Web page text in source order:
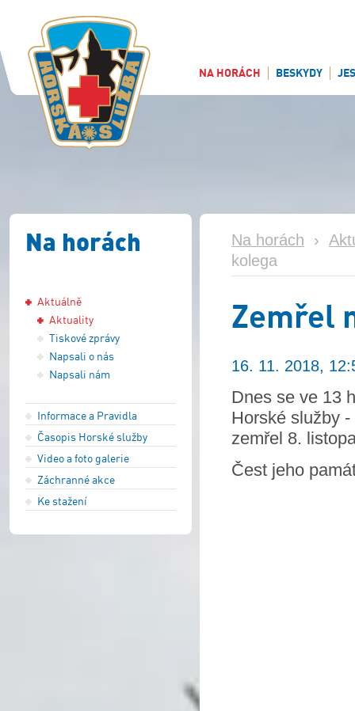
NA HORÁCH BESKYDY
Na horách
Aktuálně
Aktuality
Tiskové zprávy
Napsali o nás
Napsali nám
Informace a Pravidla
Časopis Horské služby
Video a foto galerie
Záchranné akce
Ke stažení
Na horách ›
kolega
Zemřel
16. 11. 2018,
Dnes se ve 13
Horské služby
zemřel 8.
Čest jeho